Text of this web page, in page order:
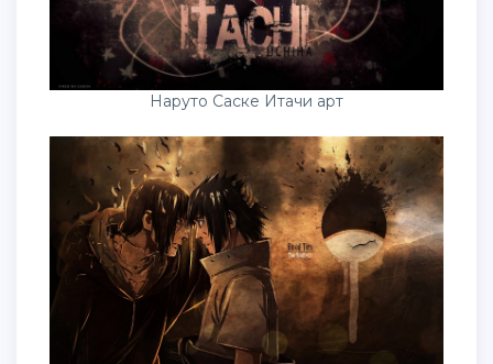
Наруто Саске Итачи арт
Итачи Учиха огонь